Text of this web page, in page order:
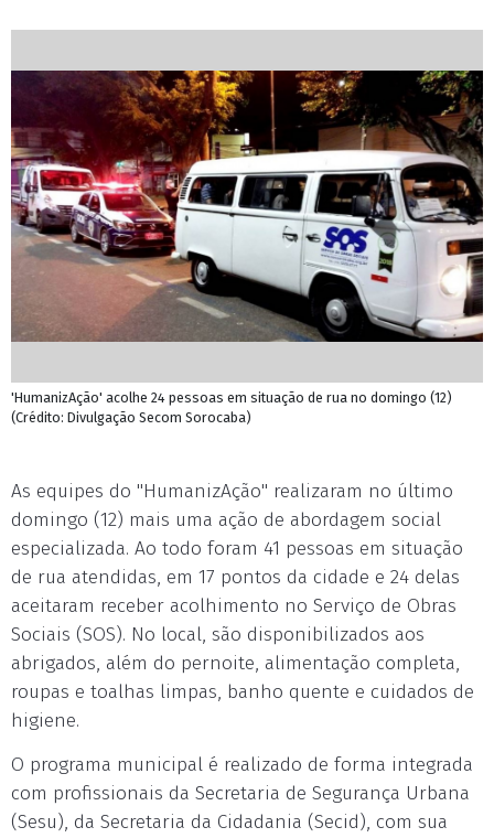
'HumanizAção' acolhe 24 pessoas em situação de rua no domingo (12)
(Crédito: Divulgação Secom Sorocaba)
As equipes do "HumanizAção" realizaram no último
domingo (12) mais uma ação de abordagem social
especializada. Ao todo foram 41 pessoas em situação
de rua atendidas, em 17 pontos da cidade e 24 delas
aceitaram receber acolhimento no Serviço de Obras
Sociais (SOS). No local, são disponibilizados aos
abrigados, além do pernoite, alimentação completa,
roupas e toalhas limpas, banho quente e cuidados de
higiene.
O programa municipal é realizado de forma integrada
com profissionais da Secretaria de Segurança Urbana
(Sesu), da Secretaria da Cidadania (Secid), com sua